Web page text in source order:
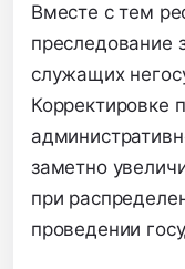
Вместе с тем
преследование
служащих
Корректировке
заметно
при
проведении